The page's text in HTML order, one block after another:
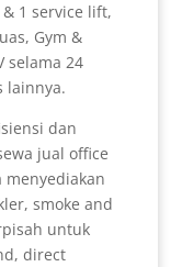
1 service lift,
Gym &
selama 24
lainnya.
dan
jual office
menyediakan
smoke and
untuk
direct